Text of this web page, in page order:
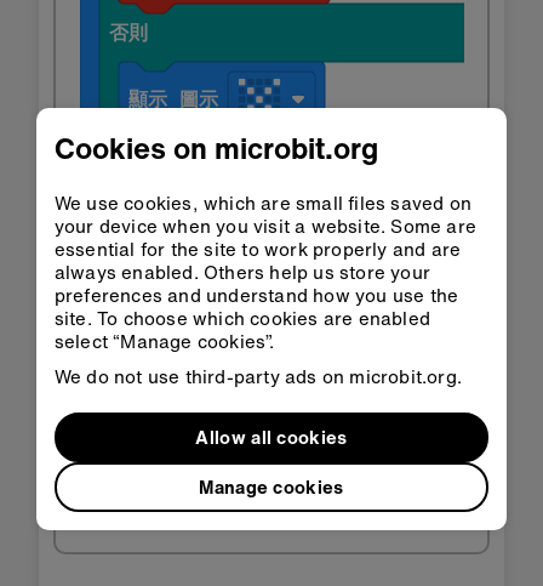
在
Classroom MakeCode
下載HEX
Cookies on microbit.org
We use cookies, which are small files saved on
your device when you visit a website. Some are
essential for the site to work properly and are
always enabled. Others help us store your
preferences and understand how you use the
site. To choose which cookies are enabled
select “Manage cookies”.
We do not use third-party ads on microbit.org.
Manage cookies
Allow all cookies